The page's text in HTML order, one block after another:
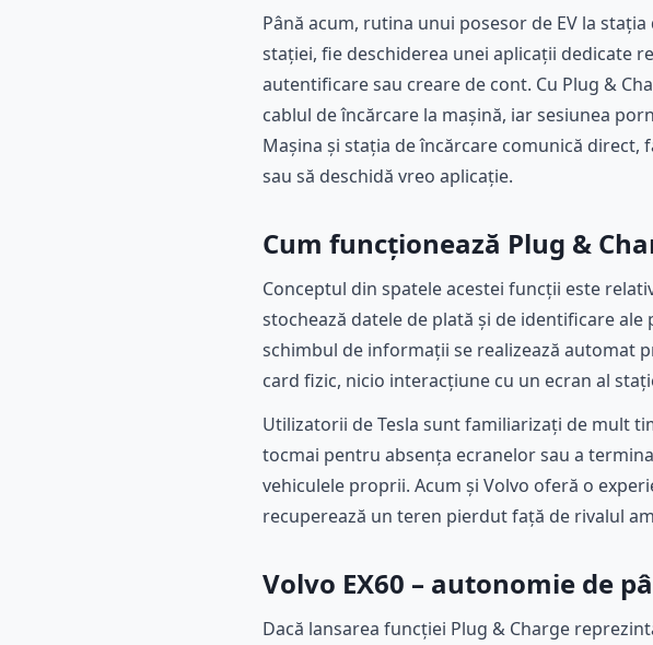
Până acum, rutina unui posesor de EV la
stației, fie deschiderea unei aplicații dedicate
autentificare sau creare de cont. Cu Plug &
cablul de încărcare la mașină, iar sesiunea
Mașina și stația de încărcare comunică
sau să deschidă vreo aplicație.
Cum funcționează Plug &
Conceptul din spatele acestei funcții este
stochează datele de plată și de identificare
schimbul de informații se realizează automat
card fizic, nicio interacțiune cu un ecran al
Utilizatorii de Tesla sunt familiarizați de mult
tocmai pentru absența ecranelor sau a
vehiculele proprii. Acum și Volvo oferă o
recuperează un teren pierdut față de rivalul
Volvo EX60 – autonomie de
Dacă lansarea funcției Plug & Charge